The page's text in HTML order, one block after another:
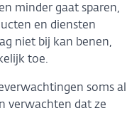
minder gaat sparen,
en diensten
niet bij kan benen,
toe.
soms al
verwachten dat ze